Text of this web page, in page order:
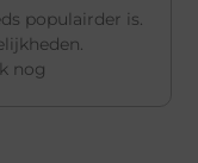
populairder is.
nog